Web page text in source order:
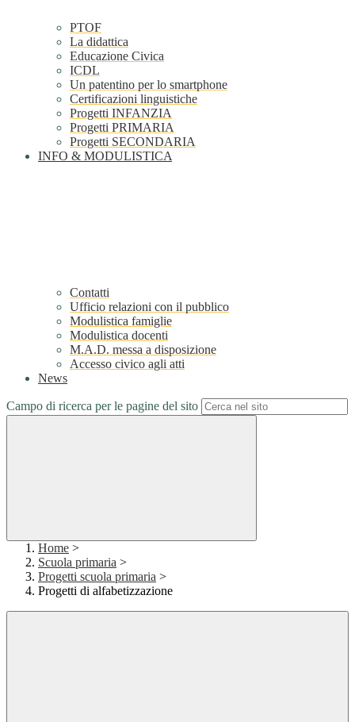
PTOF
La didattica
Educazione Civica
ICDL
Un patentino per lo smartphone
Certificazioni linguistiche
Progetti INFANZIA
Progetti PRIMARIA
Progetti SECONDARIA
INFO & MODULISTICA
Contatti
Ufficio relazioni con il pubblico
Modulistica famiglie
Modulistica docenti
M.A.D. messa a disposizione
Accesso civico agli atti
News
Campo di ricerca per le pagine del sito
Home >
Scuola primaria >
Progetti scuola primaria >
Progetti di alfabetizzazione